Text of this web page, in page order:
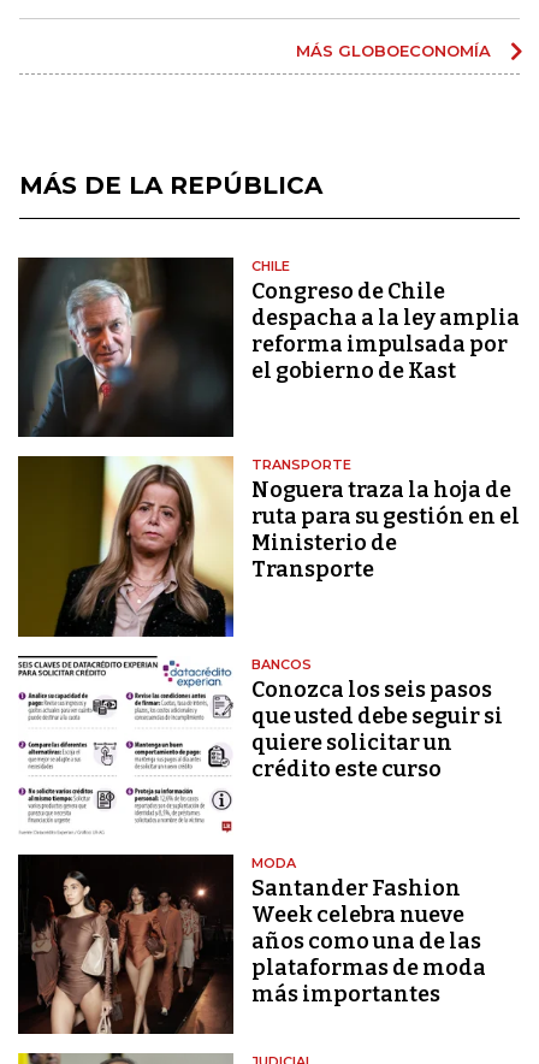
MÁS GLOBOECONOMÍA
MÁS DE LA REPÚBLICA
CHILE
Congreso de Chile
despacha a la ley amplia
reforma impulsada por
el gobierno de Kast
TRANSPORTE
Noguera traza la hoja de
ruta para su gestión en el
Ministerio de
Transporte
BANCOS
Conozca los seis pasos
que usted debe seguir si
quiere solicitar un
crédito este curso
MODA
Santander Fashion
Week celebra nueve
años como una de las
plataformas de moda
más importantes